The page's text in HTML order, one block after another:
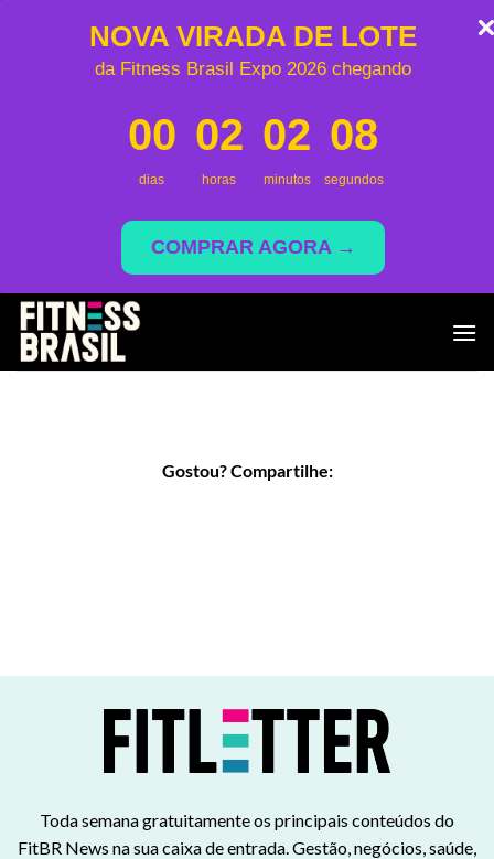
NOVA VIRADA DE LOTE
da Fitness Brasil Expo 2026 chegando
00
dias
02
horas
02
minutos
08
segundos
COMPRAR AGORA →
Skip
content
Gostou? Compartilhe:
Toda semana gratuitamente os principais conteúdos do
FitBR News na sua caixa de entrada. Gestão, negócios, saúde,